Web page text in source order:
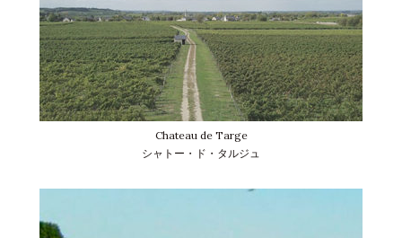
Chateau de Targe
シャトー・ド・タルジュ